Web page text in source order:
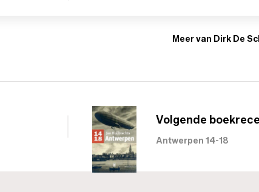
Meer van Dirk De
Volgende
Antwerpen 14-18